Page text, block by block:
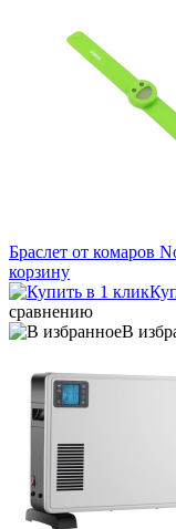
Браслет от комаров
корзину
сравнению
В